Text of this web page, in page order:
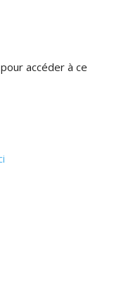
accéder à ce